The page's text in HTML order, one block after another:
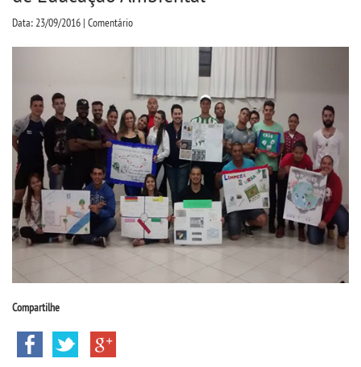
CURSOS
BACHARELADOS
LICENCIATURAS
TECNOLÓGICOS
VESTIBULAR
Data: 23/09/2016 | Comentário
Compartilhe